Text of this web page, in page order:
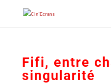
Fifi, entre
singularité